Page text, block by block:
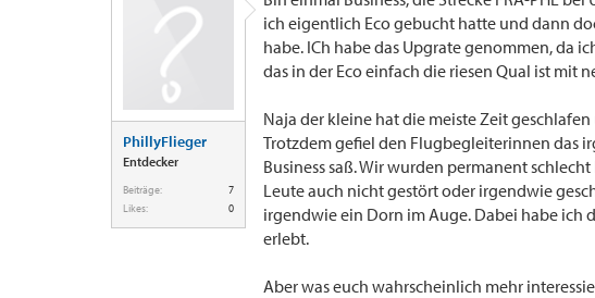
PhillyFlieger
Entdecker
Beiträge:
7
Likes:
0
ich eigentlich Eco gebucht hatte und dann
habe. ICh habe das Upgrate genommen, da
das in der Eco einfach die riesen Qual ist mit
Naja der kleine hat die meiste Zeit
Trotzdem gefiel den Flugbegleiterinnen das
Business saß. Wir wurden permanent
Leute auch nicht gestört oder irgendwie
irgendwie ein Dorn im Auge. Dabei habe ich
erlebt.
Aber was euch wahrscheinlich mehr